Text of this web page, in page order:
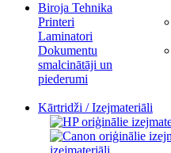
Biroja Tehnika
Printeri
Laminatori
Dokumentu
smalcinātāji un
piederumi
Kārtridži / Izejmateriāli
izejmateriāli